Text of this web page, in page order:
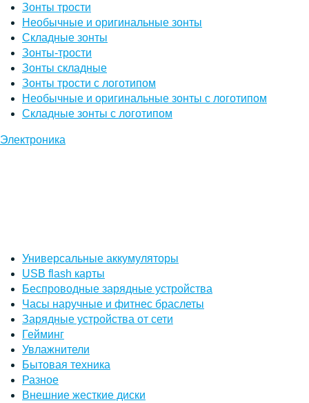
Зонты трости
Необычные и оригинальные зонты
Складные зонты
Зонты-трости
Зонты складные
Зонты трости с логотипом
Необычные и оригинальные зонты с логотипом
Складные зонты с логотипом
Электроника
Универсальные аккумуляторы
USB flash карты
Беспроводные зарядные устройства
Часы наручные и фитнес браслеты
Зарядные устройства от сети
Гейминг
Увлажнители
Бытовая техника
Разное
Внешние жесткие диски